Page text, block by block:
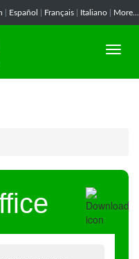
Español Français Italiano More...